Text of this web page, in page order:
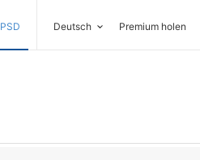
PSD Deutsch Premium holen